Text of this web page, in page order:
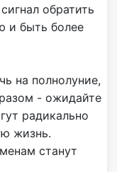
обратить
и быть более
на полнолуние,
- ожидайте
радикально
жизнь.
станут